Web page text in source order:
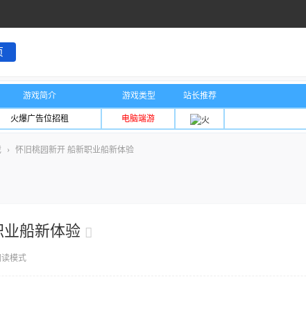
游戏简介 游戏类型 站长推荐
火爆广告位招租 电脑端游
› 怀旧桃园新开 船新职业船新体验
船新体验
读模式